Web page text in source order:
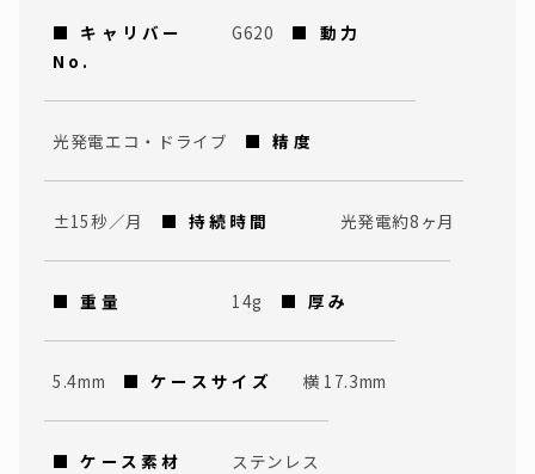
■ キャリバー
No.
G620 ■ 動力
光発電エコ・ドライブ ■ 精度
±15秒／月 ■ 持続時間 光発電約8ヶ月
■ 重量 14g ■ 厚み
5.4mm ■ ケースサイズ 横 17.3mm
■ ケース素材 ステンレス